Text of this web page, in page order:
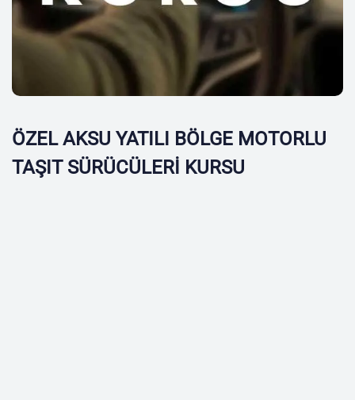
ÖZEL AKSU YATILI BÖLGE MOTORLU
TAŞIT SÜRÜCÜLERİ KURSU